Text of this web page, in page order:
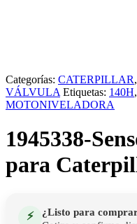
Categorías: CATERPILLAR,
VÁLVULA Etiquetas: 140H,
MOTONIVELADORA
1945338-
para
⚡
¿Listo para